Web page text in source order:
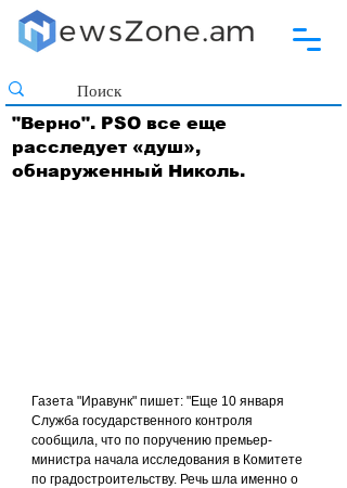
"Верно". PSO все еще
расследует «душ»,
обнаруженный Николь.
Газета "Иравунк" пишет: "Еще 10 января
Служба государственного контроля
сообщила, что по поручению премьер-
министра начала исследования в Комитете
по градостроительству. Речь шла именно о